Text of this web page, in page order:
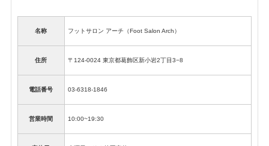
名称 フットサロン アーチ（Foot Salon Arch）
住所 〒124-0024 東京都葛飾区新小岩2丁目3−8
電話番号 03-6318-1846
営業時間 10:00~19:30